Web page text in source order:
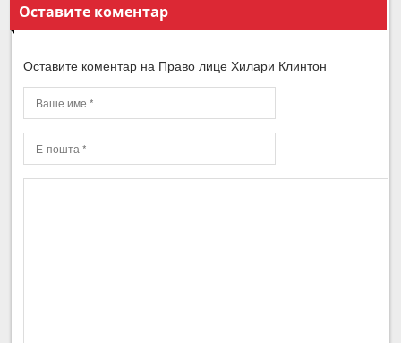
Оставите коментар
Оставите коментар на Право лице Хилари Клинтон